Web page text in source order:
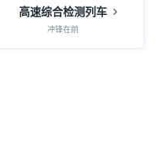
高速综合检测列车
冲锋在前